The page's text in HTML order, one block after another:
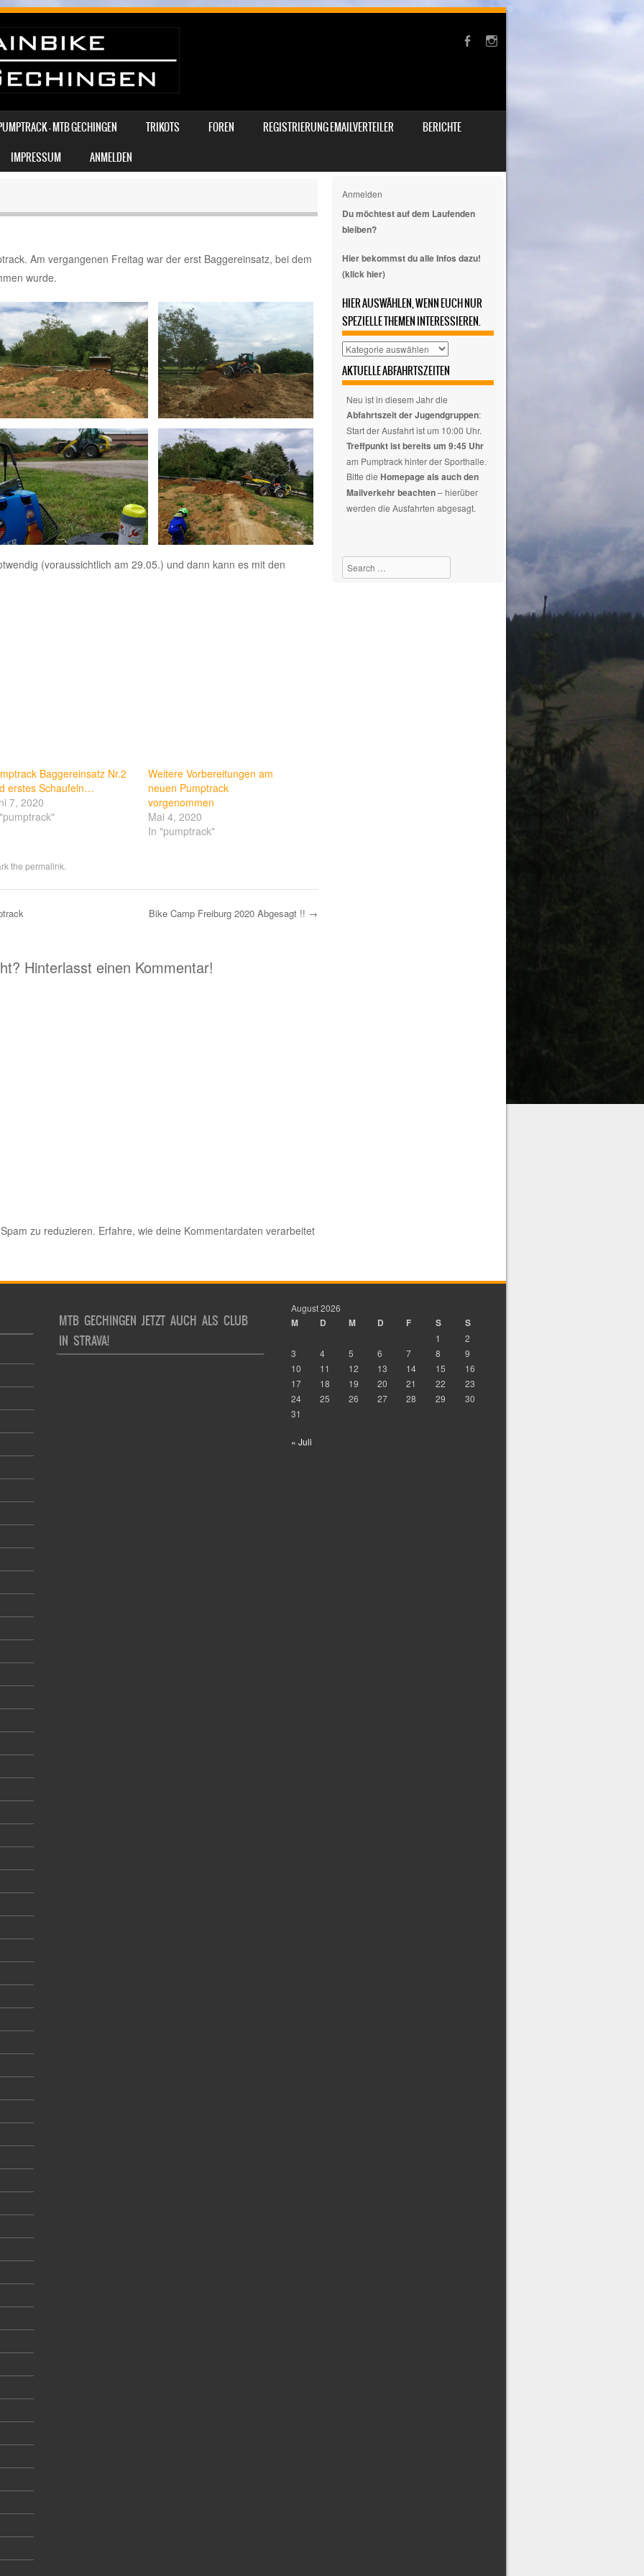
– MTB GECHINGEN TRIKOTS FOREN REGISTRIERUNG EMAILVERTEILER
BERICHTE
IMPRESSUM ANMELDEN
Am vergangenen Freitag war der erst Baggereinsatz, bei dem
wurde.
(voraussichtlich am 29.05.) und dann kann es mit den
Baggereinsatz Nr.2
erstes Schaufeln…
7, 2020
Weitere Vorbereitungen am
neuen Pumptrack
vorgenommen
Mai 4, 2020
In "pumptrack"
the permalink.
Bike Camp Freiburg 2020 Abgesagt !! →
Hinterlasst einen Kommentar!
zu reduzieren. Erfahre, wie deine Kommentardaten verarbeitet
Anmelden
Du möchtest auf dem Laufenden
bleiben?
Hier bekommst du alle Infos dazu!
(klick hier)
HIER AUSWÄHLEN, WENN EUCH NUR
SPEZIELLE THEMEN INTERESSIEREN.
Hier
auswählen,
wenn
interessieren.
AKTUELLE ABFAHRTSZEITEN
Neu ist in diesem Jahr die
Abfahrtszeit der Jugendgruppen:
Start der Ausfahrt ist um 10:00 Uhr.
Treffpunkt ist bereits um 9:45 Uhr
am Pumptrack hinter der Sporthalle.
Bitte dieHomepage als auch den
Mailverkehr beachten– hierüber
werden die Ausfahrten abgesagt.
Search
MTB GECHINGEN JETZT AUCH ALS CLUB
IN STRAVA!
August 2026
M D M D F S S
1
2
3
4 5 6 7 8
9
10
11 12 13 14 15
16
17
18 19 20 21 22
23
24
25 26 27 28 29
30
31
« Juli